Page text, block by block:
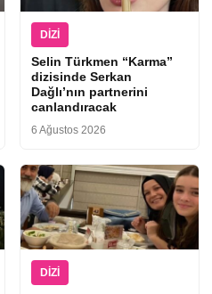
DIZI
Selin Türkmen “Karma”
dizisinde Serkan
Dağlı’nın partnerini
canlandıracak
6 Ağustos 2026
DIZI